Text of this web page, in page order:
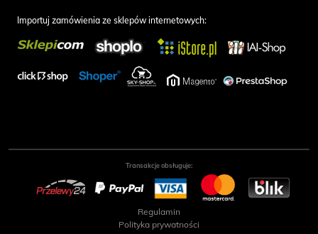
Importuj zamówienia ze sklepów internetowych:
Transakcje obsługuje:
Regulamin
Polityka prywatności